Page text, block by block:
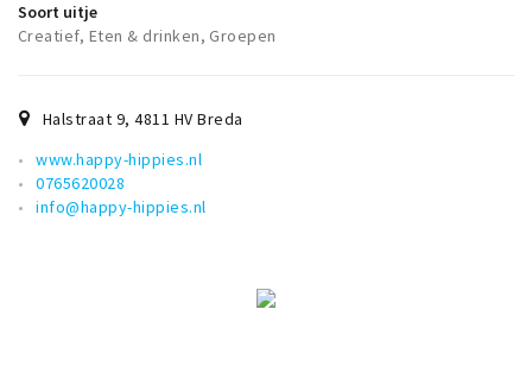
Soort uitje
Creatief, Eten & drinken, Groepen
Halstraat 9,4811 HV Breda
www.happy-hippies.nl
0765620028
info@happy-hippies.nl